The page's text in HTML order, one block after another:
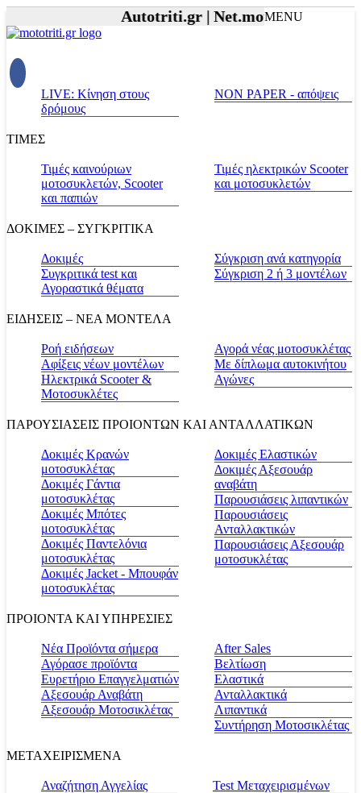
Autotriti.gr | Net.mototriti.gr |
MENU
LIVE: Κίνηση στους
δρόμους
NON PAPER - απόψεις
ΤΙΜΕΣ
Τιμές καινούριων
μοτοσυκλετών, Scooter
και παπιών
Τιμές ηλεκτρικών Scooter
και μοτοσυκλετών
ΔΟΚΙΜΕΣ – ΣΥΓΚΡΙΤΙΚΑ
Δοκιμές
Συγκριτικά test και
Αγοραστικά θέματα
Σύγκριση ανά κατηγορία
Σύγκριση 2 ή 3 μοντέλων
ΕΙΔΗΣΕΙΣ – ΝΕΑ ΜΟΝΤΕΛΑ
Ροή ειδήσεων
Αφίξεις νέων μοντέλων
Ηλεκτρικά Scooter &
Μοτοσυκλέτες
Αγορά νέας μοτοσυκλέτας
Με δίπλωμα αυτοκινήτου
Αγώνες
ΠΑΡΟΥΣΙΑΣΕΙΣ ΠΡΟΙΟΝΤΩΝ ΚΑΙ ΑΝΤΑΛΛΑΤΙΚΩΝ
Δοκιμές Κρανών
μοτοσυκλέτας
Δοκιμές Γάντια
μοτοσυκλέτας
Δοκιμές Μπότες
μοτοσυκλέτας
Δοκιμές Παντελόνια
μοτοσυκλέτας
Δοκιμές Jacket - Μπουφάν
μοτοσυκλέτας
Δοκιμές Ελαστικών
Δοκιμές Αξεσουάρ
αναβάτη
Παρουσιάσεις λιπαντικών
Παρουσιάσεις
Ανταλλακτικών
Παρουσιάσεις Αξεσουάρ
μοτοσυκλέτας
ΠΡΟΙΟΝΤΑ ΚΑΙ ΥΠΗΡΕΣΙΕΣ
Νέα Προϊόντα σήμερα
Αγόρασε προϊόντα
Ευρετήριο Επαγγελματιών
Αξεσουάρ Αναβάτη
Αξεσουάρ Μοτοσικλέτας
Αfter Sales
Βελτίωση
Ελαστικά
Ανταλλακτικά
Λιπαντικά
Συντήρηση Μοτοσικλέτας
ΜΕΤΑΧΕΙΡΙΣΜΕΝΑ
Αναζήτηση Αγγελίας
Test Μεταχειρισμένων